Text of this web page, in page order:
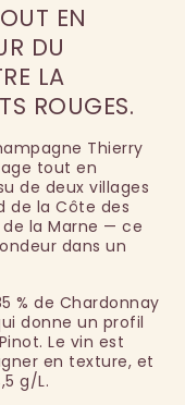
EN
DU
LA
ROUGES.
Thierry
tout en
de deux villages
de la Côte des
de la Marne — ce
dans un
% de Chardonnay
donne un profil
Le vin est
en texture, et
g/L.